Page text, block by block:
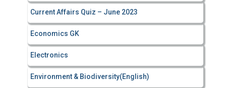
Current Affairs Quiz – June 2023
Economics GK
Electronics
Environment & Biodiversity(English)